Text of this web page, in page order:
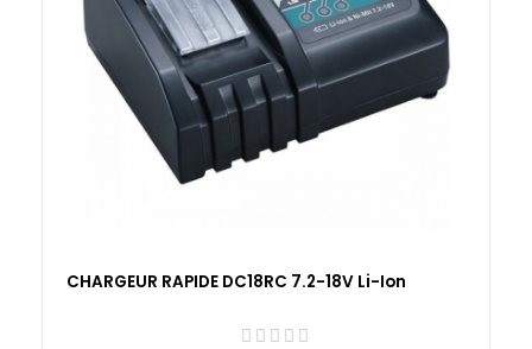
CHARGEUR RAPIDE DC18RC 7.2-18V Li-Ion